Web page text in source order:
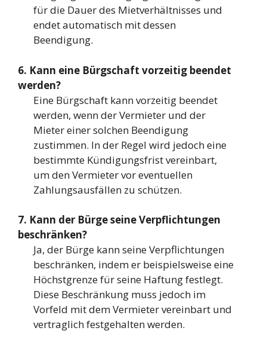
für die Dauer des Mietverhältnisses und
endet automatisch mit dessen
Beendigung.
6. Kann eine Bürgschaft vorzeitig beendet
werden?
Eine Bürgschaft kann vorzeitig beendet
werden, wenn der Vermieter und der
Mieter einer solchen Beendigung
zustimmen. In der Regel wird jedoch eine
bestimmte Kündigungsfrist vereinbart,
um den Vermieter vor eventuellen
Zahlungsausfällen zu schützen.
7. Kann der Bürge seine Verpflichtungen
beschränken?
Ja, der Bürge kann seine Verpflichtungen
beschränken, indem er beispielsweise eine
Höchstgrenze für seine Haftung festlegt.
Diese Beschränkung muss jedoch im
Vorfeld mit dem Vermieter vereinbart und
vertraglich festgehalten werden.